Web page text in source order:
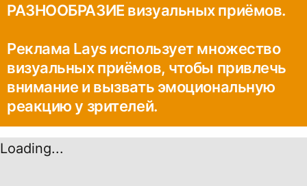
РАЗНООБРАЗИЕ визуальных приёмов.
Реклама Lays использует множество
визуальных приёмов, чтобы привлечь
внимание и вызвать эмоциональную
реакцию у зрителей.
Loading...